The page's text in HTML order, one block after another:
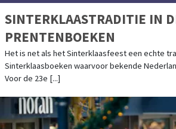
SINTERKLAASTRADITIE IN
PRENTENBOEKEN
Het is net als het Sinterklaasfeest een echte
Sinterklaasboeken waarvoor bekende
Voor de 23e [...]